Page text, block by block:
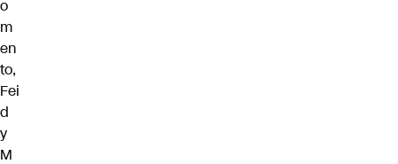
o
m
en
to,
Fei
d
y
M